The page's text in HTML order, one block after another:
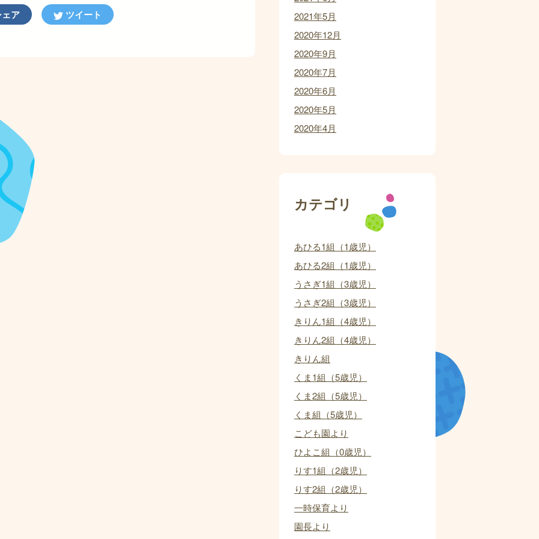
ア ツイート
2021年5月
2020年12月
2020年9月
2020年7月
2020年6月
2020年5月
2020年4月
カテゴリ
あひる1組（1歳児）
あひる2組（1歳児）
うさぎ1組（3歳児）
うさぎ2組（3歳児）
きりん1組（4歳児）
きりん2組（4歳児）
きりん組
くま1組（5歳児）
くま2組（5歳児）
くま組（5歳児）
こども園より
ひよこ組（0歳児）
りす1組（2歳児）
りす2組（2歳児）
一時保育より
園長より